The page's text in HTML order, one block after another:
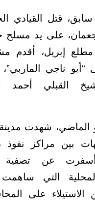
قتل القيادي
على يد مسلح
إبريل، أقدم
ناجي
القبلي أحمد
الماضي، شهدت
بين مراكز نفوذ
أسفرت عن تصفية
المحلية التي
الاستيلاء على